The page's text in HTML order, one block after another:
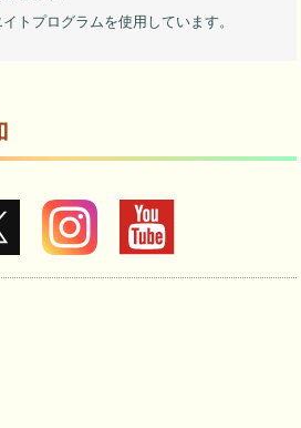
トプログラムを使用しています。